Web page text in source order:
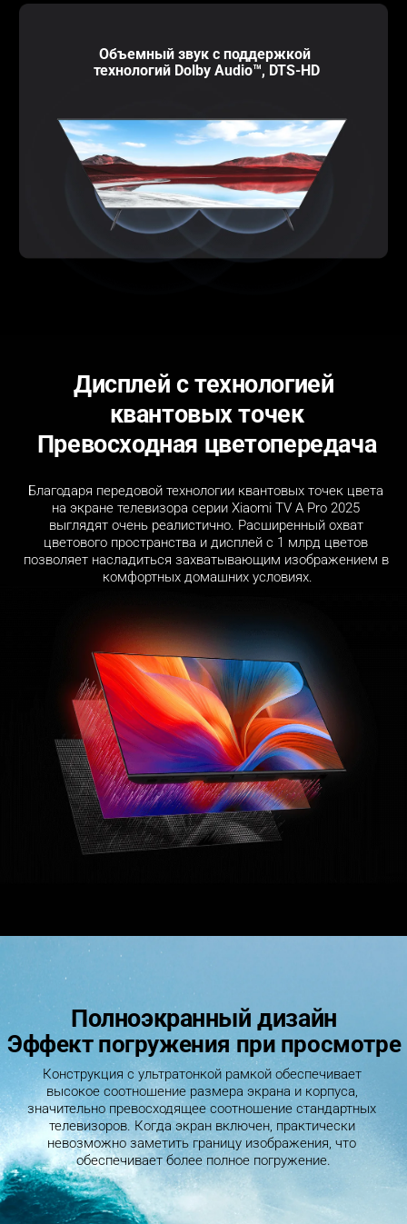
Объемный звук с поддержкой
технологий Dolby Audio™, DTS-HD
Дисплей с технологией
квантовых точек
Превосходная цветопередача
Благодаря передовой технологии квантовых точек цвета
на экране телевизора серии Xiaomi TV A Pro 2025
выглядят очень реалистично. Расширенный охват
цветового пространства и дисплей с 1 млрд цветов
позволяет насладиться захватывающим изображением в
комфортных домашних условиях.
Полноэкранный дизайн
Эффект погружения при просмотре
Конструкция с ультратонкой рамкой обеспечивает
высокое соотношение размера экрана и корпуса,
значительно превосходящее соотношение стандартных
телевизоров. Когда экран включен, практически
невозможно заметить границу изображения, что
обеспечивает более полное погружение.